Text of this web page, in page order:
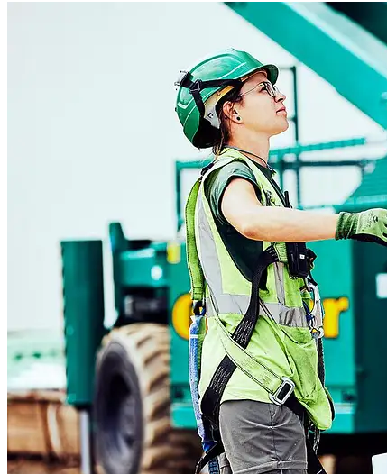
Lifestyle
Corporate
Sports